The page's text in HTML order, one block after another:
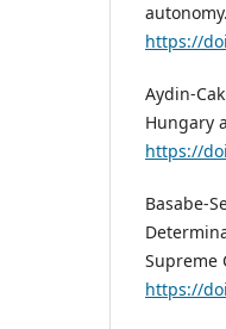
https://
Aydin-
Hungary
https://
Basabe-
Supreme
https://